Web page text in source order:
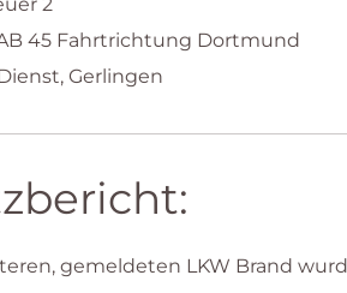
45 Fahrtrichtung Dortmund
Gerlingen
gemeldeten LKW Brand